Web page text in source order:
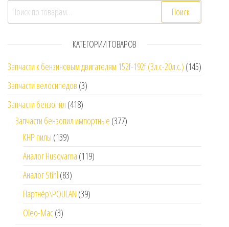
Искать: Поиск
КАТЕГОРИИ ТОВАРОВ
Запчасти к бензиновым двигателям 152f-192f (3л.с-20л.с.) (145)
Запчасти велосипедов (3)
Запчасти бензопил (418)
Запчасти бензопил импортные (377)
КНР пилы (139)
Аналог Husqvarna (119)
Аналог Stihl (83)
Партнёр\POULAN (39)
Oleo-Mac(3)